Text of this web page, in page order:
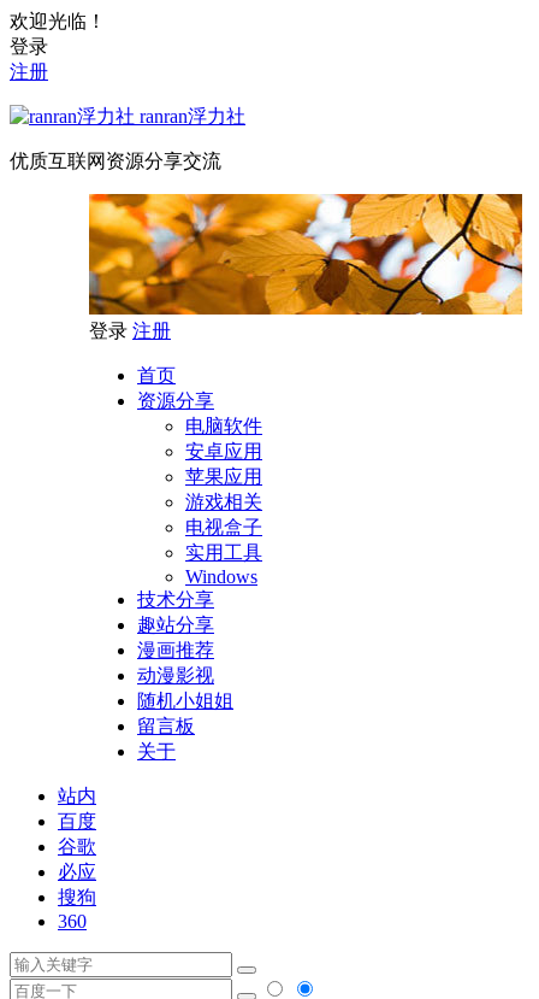
欢迎光临！
登录
注册
ranran浮力社
优质互联网资源分享交流
登录 注册
首页
资源分享
电脑软件
安卓应用
苹果应用
游戏相关
电视盒子
实用工具
Windows
技术分享
趣站分享
漫画推荐
动漫影视
随机小姐姐
留言板
关于
站内
百度
谷歌
必应
搜狗
360